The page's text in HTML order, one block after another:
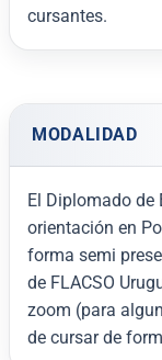
cursantes.
MODALIDAD
El Diplomado de
orientación en
forma semi
de FLACSO
zoom (para
de cursar de